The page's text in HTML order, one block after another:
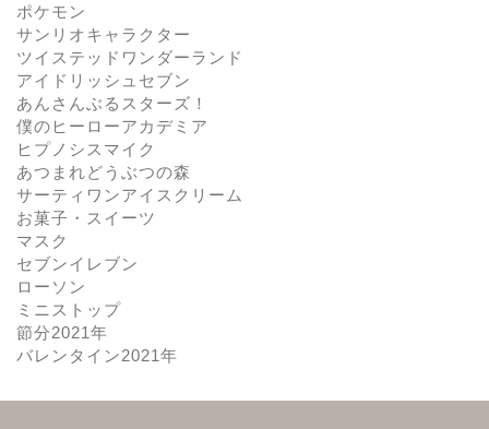
ポケモン
サンリオキャラクター
ツイステッドワンダーランド
アイドリッシュセブン
あんさんぶるスターズ！
僕のヒーローアカデミア
ヒプノシスマイク
あつまれどうぶつの森
サーティワンアイスクリーム
お菓子・スイーツ
マスク
セブンイレブン
ローソン
ミニストップ
節分2021年
バレンタイン2021年